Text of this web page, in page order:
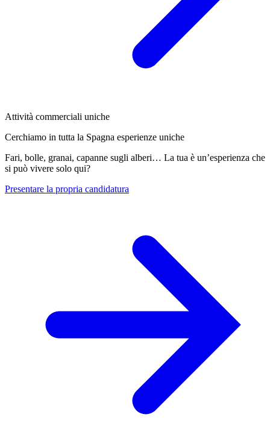
Attività commerciali uniche
Cerchiamo in tutta la Spagna esperienze uniche
Fari, bolle, granai, capanne sugli alberi… La tua è un’esperienza che
si può vivere solo qui?
Presentare la propria candidatura